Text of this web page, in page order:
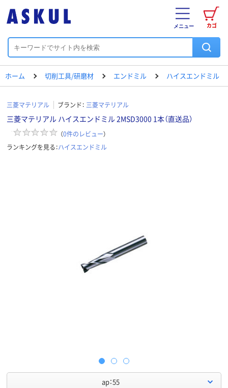
カゴ
メニュー
ホーム 切削工具/研磨材 エンドミル ハイスエンドミル
三菱マテリアル ブランド： 三菱マテリアル
三菱マテリアル ハイスエンドミル 2MSD3000 1本（直送品）
（0件のレビュー）
ランキングを見る：ハイスエンドミル
ap：55